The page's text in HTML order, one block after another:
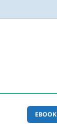
EBOOK